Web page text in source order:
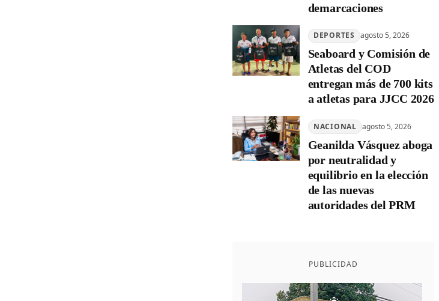
demarcaciones
DEPORTES agosto 5, 2026
Seaboard y Comisión de
Atletas del COD
entregan más de 700 kits
a atletas para JJCC 2026
NACIONAL agosto 5, 2026
Geanilda Vásquez aboga
por neutralidad y
equilibrio en la elección
de las nuevas
autoridades del PRM
PUBLICIDAD